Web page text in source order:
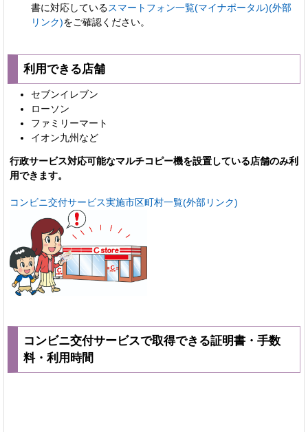
書に対応しているスマートフォン一覧(マイナポータル)(外部
リンク)をご確認ください。
利用できる店舗
セブンイレブン
ローソン
ファミリーマート
イオン九州など
行政サービス対応可能なマルチコピー機を設置している店舗のみ利
用できます。
コンビニ交付サービス実施市区町村一覧(外部リンク)
コンビニ交付サービスで取得できる証明書・手数
料・利用時間